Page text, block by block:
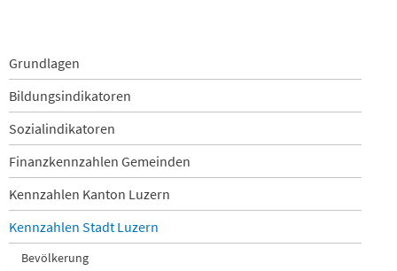
Navigation
überspringen
Grundlagen
Bildungsindikatoren
Sozialindikatoren
Finanzkennzahlen Gemeinden
Kennzahlen Kanton Luzern
Kennzahlen Stadt Luzern
Bevölkerung